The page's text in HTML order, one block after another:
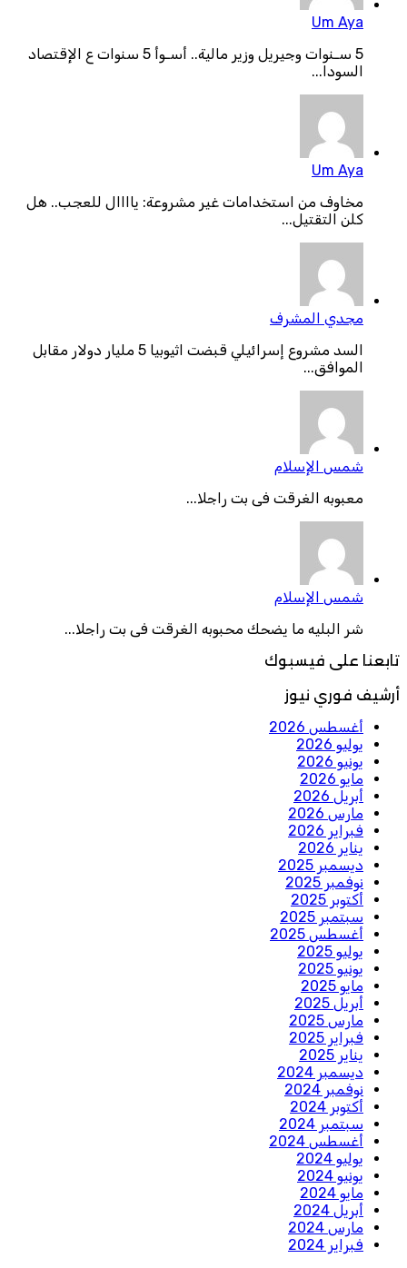
Um Aya
5 سـنوات وجيريل وزير مالية.. أسـوأ 5 سنوات ع الإقتصاد
السودا...
Um Aya
مخاوف من استخدامات غير مشروعة: ياااال للعجب.. هل
كلن التقتيل...
مجدي المشرف
السد مشروع إسرائيلي قبضت اثيوبيا 5 مليار دولار مقابل
الموافق...
شمس الإسلام
معبوبه الغرقت فى بت راجلا...
شمس الإسلام
شر البليه ما يضحك محبوبه الغرقت فى بت راجلا...
تابعنا على فيسبوك
أرشيف فوري نيوز
أغسطس 2026
يوليو 2026
يونيو 2026
مايو 2026
أبريل 2026
مارس 2026
فبراير 2026
يناير 2026
ديسمبر 2025
نوفمبر 2025
أكتوبر 2025
سبتمبر 2025
أغسطس 2025
يوليو 2025
يونيو 2025
مايو 2025
أبريل 2025
مارس 2025
فبراير 2025
يناير 2025
ديسمبر 2024
نوفمبر 2024
أكتوبر 2024
سبتمبر 2024
أغسطس 2024
يوليو 2024
يونيو 2024
مايو 2024
أبريل 2024
مارس 2024
فبراير 2024